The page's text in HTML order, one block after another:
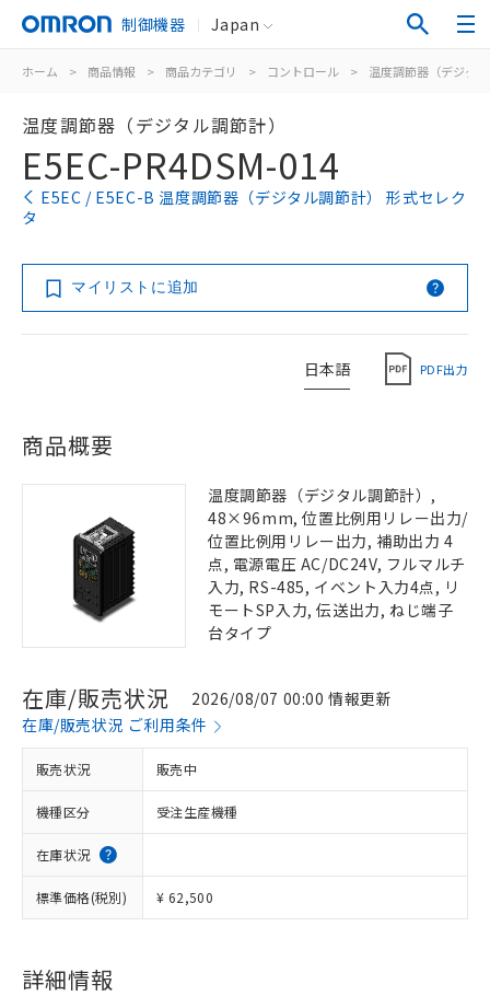
制御機器 Japan
ホーム > 商品情報 > 商品カテゴリ > コントロール > 温度調節器（デジタ
温度調節器（デジタル調節計）
E5EC-PR4DSM-014
E5EC / E5EC-B 温度調節器（デジタル調節計） 形式セレク
タ
マイリストに追加
日本語 PDF出力
商品概要
温度調節器（デジタル調節計）,
48×96mm, 位置比例用リレー出力/
位置比例用リレー出力, 補助出力 4
点, 電源電圧 AC/DC24V, フルマルチ
入力, RS-485, イベント入力4点, リ
モートSP入力, 伝送出力, ねじ端子
台タイプ
在庫/販売状況
2026/08/07 00:00 情報更新
在庫/販売状況 ご利用条件
販売状況 販売中
機種区分 受注生産機種
在庫状況
標準価格(税別) ¥ 62,500
詳細情報